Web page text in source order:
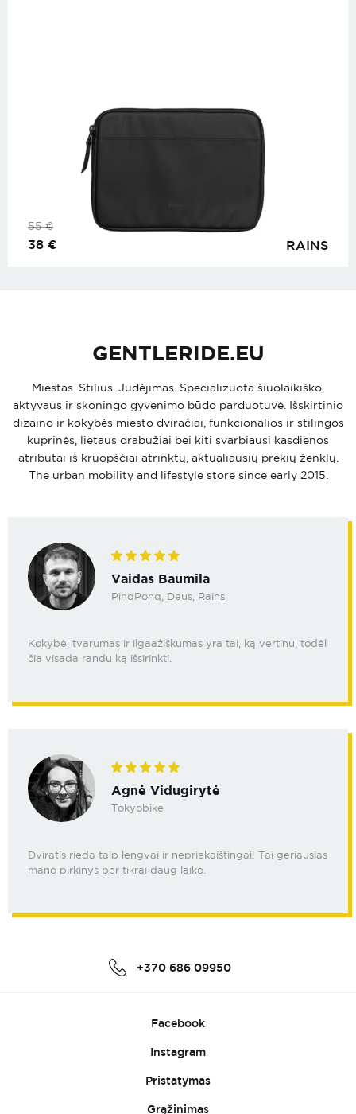
RAINS
55€
38 €
GENTLERIDE.EU
Miestas. Stilius. Judėjimas. Specializuota šiuolaikiško,
aktyvaus ir skoningo gyvenimo būdo parduotuvė. Išskirtinio
dizaino ir kokybės miesto dviračiai, funkcionalios ir stilingos
kuprinės, lietaus drabužiai bei kiti svarbiausi kasdienos
atributai iš kruopščiai atrinktų, aktualiausių prekių ženklų.
The urban mobility and lifestyle store since early 2015.
Vaidas Baumila
PinqPonq, Deus, Rains
Kokybė, tvarumas ir ilgaažiškumas yra tai, ką vertinu, todėl
čia visada randu ką išsirinkti.
Agnė Vidugirytė
Tokyobike
Dviratis rieda taip lengvai ir nepriekaištingai! Tai geriausias
mano pirkinys per tikrai daug laiko.
+370 686 09950
Facebook
Instagram
Pristatymas
Grąžinimas